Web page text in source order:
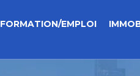
FORMATION/EMPLOI